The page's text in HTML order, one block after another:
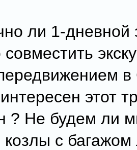
ли 1-дневной
этот
? Не будем ли
козлы с багажом